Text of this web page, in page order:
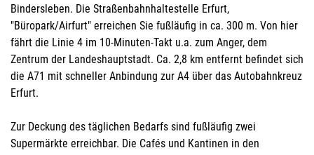
Bindersleben. Die Straßenbahnhaltestelle Erfurt,
"Büropark/Airfurt" erreichen Sie fußläufig in ca. 300 m. Von hier
fährt die Linie 4 im 10-Minuten-Takt u.a. zum Anger, dem
Zentrum der Landeshauptstadt. Ca. 2,8 km entfernt befindet sich
die A71 mit schneller Anbindung zur A4 über das Autobahnkreuz
Erfurt.
Zur Deckung des täglichen Bedarfs sind fußläufig zwei
Supermärkte erreichbar. Die Cafés und Kantinen in den